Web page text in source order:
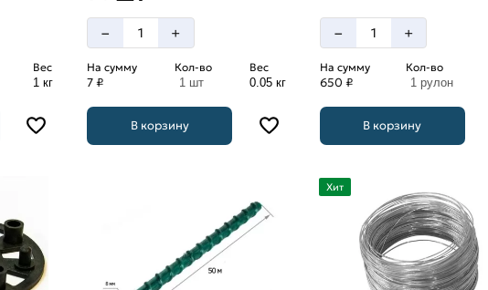
Вес
1 кг
– +
На сумму
7 ₽
Кол-во
1 шт
Вес
0.05 кг
В корзину
– +
На сумму
650 ₽
Кол-во
1 рулон
В корзину
Хит